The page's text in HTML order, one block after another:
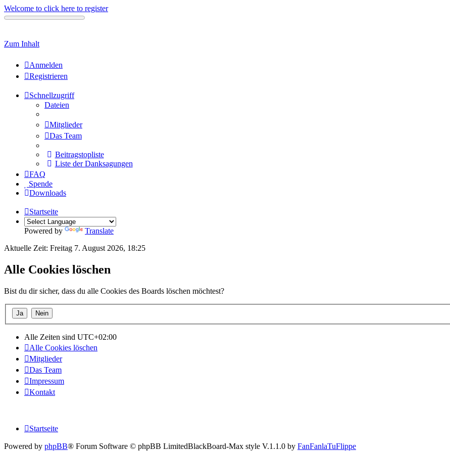
Welcome to click here to register
Zum Inhalt
Anmelden
Registrieren
Schnellzugriff
Dateien
Mitglieder
Das Team
Beitragstopliste
Liste der Danksagungen
FAQ
Spende
Downloads
Startseite
Powered by
Translate
Aktuelle Zeit: Freitag 7. August 2026, 18:25
Alle Cookies löschen
Bist du dir sicher, dass du alle Cookies des Boards löschen möchtest?
Alle Zeiten sind UTC+02:00
Alle Cookies löschen
Mitglieder
Das Team
Impressum
Kontakt
Startseite
Powered by phpBB® Forum Software © phpBB LimitedBlackBoard-Max style V.1.1.0 by FanFanlaTuFlippe